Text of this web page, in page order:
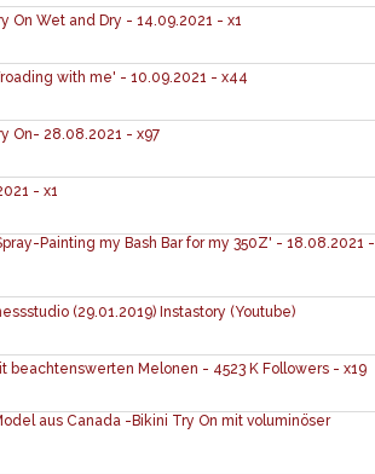
On Wet and Dry - 14.09.2021 - x1
with me' - 10.09.2021 - x44
On- 28.08.2021 - x97
- x1
Painting my Bash Bar for my 350Z' - 18.08.2021 -
(29.01.2019) Instastory (Youtube)
beachtenswerten Melonen - 4523 K Followers - x19
aus Canada -Bikini Try On mit voluminöser